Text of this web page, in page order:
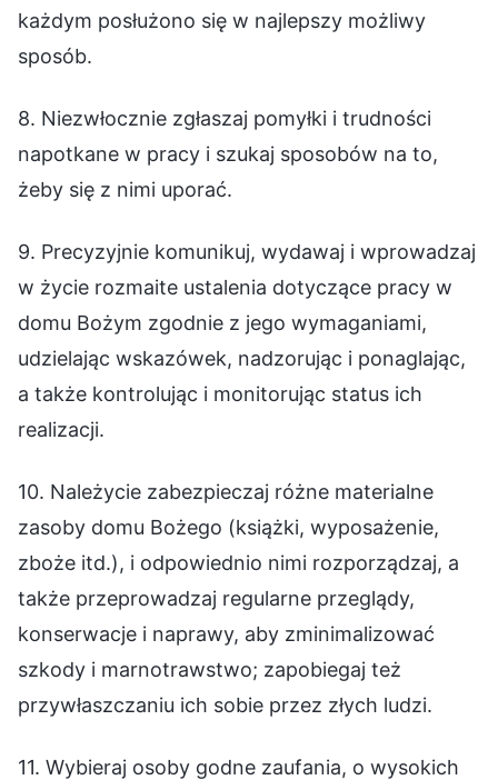
każdym posłużono się w najlepszy możliwy
sposób.
8. Niezwłocznie zgłaszaj pomyłki i trudności
napotkane w pracy i szukaj sposobów na to,
żeby się z nimi uporać.
9. Precyzyjnie komunikuj, wydawaj i wprowadzaj
w życie rozmaite ustalenia dotyczące pracy w
domu Bożym zgodnie z jego wymaganiami,
udzielając wskazówek, nadzorując i ponaglając,
a także kontrolując i monitorując status ich
realizacji.
10. Należycie zabezpieczaj różne materialne
zasoby domu Bożego (książki, wyposażenie,
zboże itd.), i odpowiednio nimi rozporządzaj, a
także przeprowadzaj regularne przeglądy,
konserwacje i naprawy, aby zminimalizować
szkody i marnotrawstwo; zapobiegaj też
przywłaszczaniu ich sobie przez złych ludzi.
11. Wybieraj osoby godne zaufania, o wysokich